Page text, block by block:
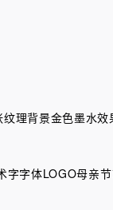
纹理背景金色墨水
字字体LOGO母亲